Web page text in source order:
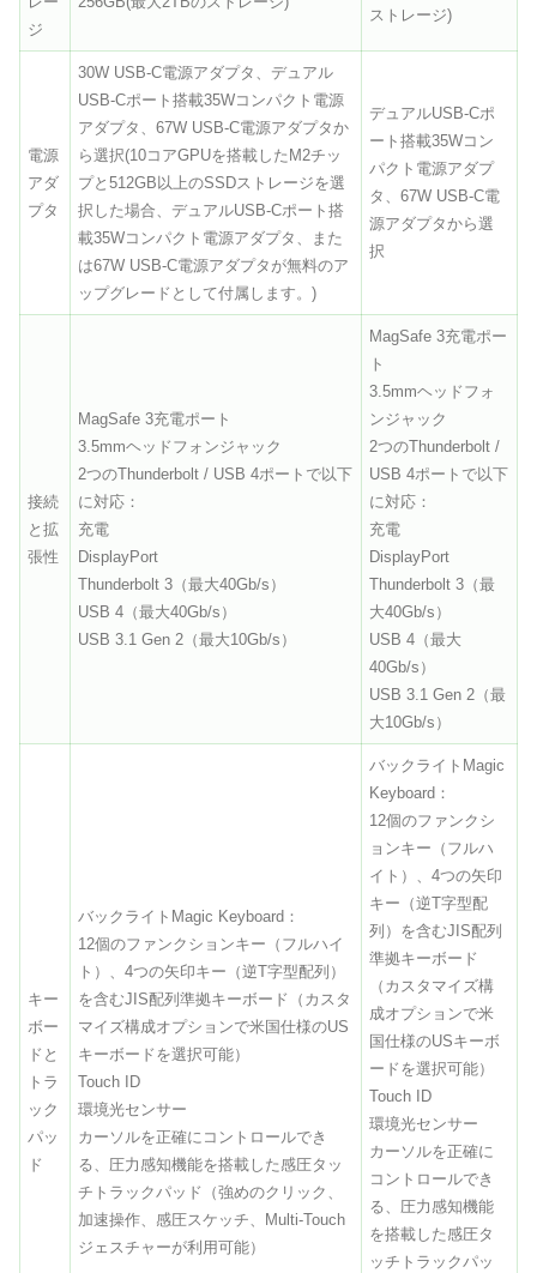
ジ
ストレージ)
電源
アダ
プタ
30W USB-C電源アダプタ、デュアル
USB-Cポート搭載35Wコンパクト電源
アダプタ、67W USB-C電源アダプタか
ら選択(10コアGPUを搭載したM2チッ
プと512GB以上のSSDストレージを選
択した場合、デュアルUSB‑Cポート搭
載35Wコンパクト電源アダプタ、また
は67W USB‑C電源アダプタが無料のア
ップグレードとして付属します。)
デュアルUSB-Cポ
ート搭載35Wコン
パクト電源アダプ
タ、67W USB-C電
源アダプタから選
択
接続
と拡
張性
MagSafe 3充電ポート
3.5mmヘッドフォンジャック
2つのThunderbolt / USB 4ポートで以下
に対応：
充電
DisplayPort
Thunderbolt 3（最大40Gb/s）
USB 4（最大40Gb/s）
USB 3.1 Gen 2（最大10Gb/s）
MagSafe 3充電ポー
ト
3.5mmヘッドフォ
ンジャック
2つのThunderbolt /
USB 4ポートで以下
に対応：
充電
DisplayPort
Thunderbolt 3（最
大40Gb/s）
USB 4（最大
40Gb/s）
USB 3.1 Gen 2（最
大10Gb/s）
キー
ボー
ドと
トラ
ック
パッ
ド
バックライトMagic Keyboard：
12個のファンクションキー（フルハイ
ト）、4つの矢印キー（逆T字型配列）
を含むJIS配列準拠キーボード（カスタ
マイズ構成オプションで米国仕様のUS
キーボードを選択可能）
Touch ID
環境光センサー
カーソルを正確にコントロールでき
る、圧力感知機能を搭載した感圧タッ
チトラックパッド（強めのクリック、
加速操作、感圧スケッチ、Multi-Touch
ジェスチャーが利用可能）
バックライトMagic
Keyboard：
12個のファンクシ
ョンキー（フルハ
イト）、4つの矢印
キー（逆T字型配
列）を含むJIS配列
準拠キーボード
（カスタマイズ構
成オプションで米
国仕様のUSキーボ
ードを選択可能）
Touch ID
環境光センサー
カーソルを正確に
コントロールでき
る、圧力感知機能
を搭載した感圧タ
ッチトラックパッ